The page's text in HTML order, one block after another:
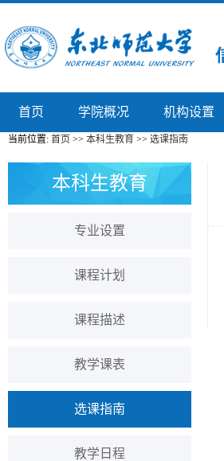
首页 学院概况 机构设置
当前位置: 首页 >> 本科生教育 >> 选课指南
本科生教育
专业设置
课程计划
课程描述
教学课表
选课指南
教学日程